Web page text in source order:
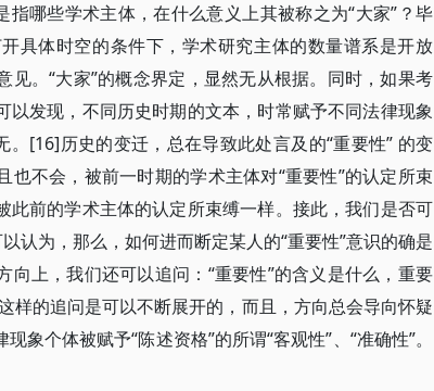
哪些学术主体，在什么意义上其被称之为“大家”？毕
具体时空的条件下，学术研究主体的数量谱系是开放
。“大家”的概念界定，显然无从根据。同时，如果考
发现，不同历史时期的文本，时常赋予不同法律现象
[16]历史的变迁，总在导致此处言及的“重要性” 的变
不会，被前一时期的学术主体对“重要性”的认定所束
前的学术主体的认定所束缚一样。接此，我们是否可
认为，那么，如何进而断定某人的“重要性”意识的确是
上，我们还可以追问：“重要性”的含义是什么，重要
的追问是可以不断展开的，而且，方向总会导向怀疑
个体被赋予“陈述资格”的所谓“客观性”、“准确性”。